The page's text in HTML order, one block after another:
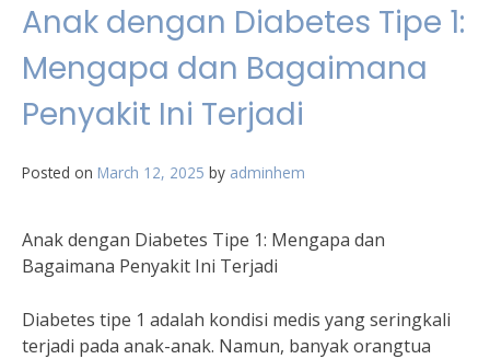
Anak dengan Diabetes Tipe 1:
Mengapa dan Bagaimana
Penyakit Ini Terjadi
Posted on March 12, 2025 by adminhem
Anak dengan Diabetes Tipe 1: Mengapa dan
Bagaimana Penyakit Ini Terjadi
Diabetes tipe 1 adalah kondisi medis yang seringkali
terjadi pada anak-anak. Namun, banyak orangtua